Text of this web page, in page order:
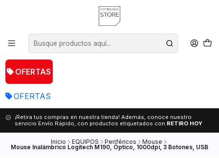
OFERTAS
OFERTAS
¡Retira tus compras en nuestra tienda! Además, conoce nuestro
servicio Envío Rápido, con productos etiquetados con RETIRO HOY
Inicio EQUIPOS Periféricos Mouse
Mouse Inalámbrico Logitech M190, Óptico, 1000dpi, 3 Botones, USB